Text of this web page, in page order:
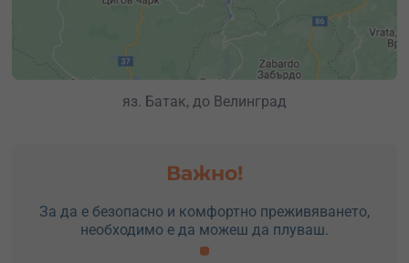
яз. Батак, до Велинград
Важно!
За да е безопасно и комфортно преживяването,
необходимо е да можеш да плуваш.